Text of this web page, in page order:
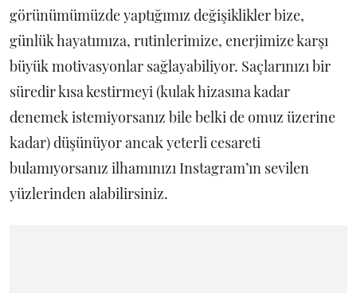
görünümümüzde yaptığımız değişiklikler bize,
günlük hayatımıza, rutinlerimize, enerjimize karşı
büyük motivasyonlar sağlayabiliyor. Saçlarınızı bir
süredir kısa kestirmeyi (kulak hizasına kadar
denemek istemiyorsanız bile belki de omuz üzerine
kadar) düşünüyor ancak yeterli cesareti
bulamıyorsanız ilhamınızı Instagram’ın sevilen
yüzlerinden alabilirsiniz.